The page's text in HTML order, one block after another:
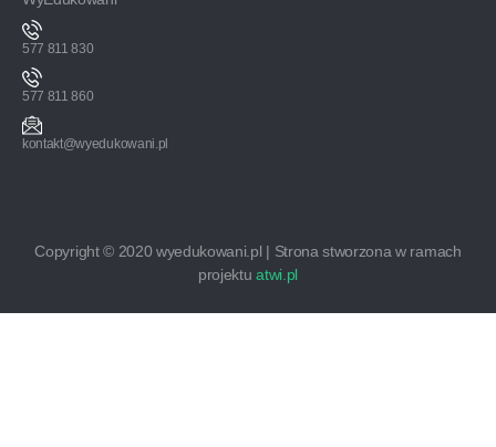
577 811 830
577 811 860
kontakt@wyedukowani.pl
Copyright © 2020 wyedukowani.pl | Strona stworzona w ramach
projektuatwi.pl